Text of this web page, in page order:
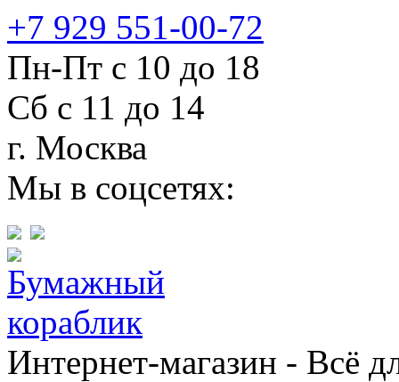
+7 929 551-00-72
Пн-Пт с 10 до 18
Сб с 11 до 14
г. Москва
Мы в соцсетях:
Интернет-магазин - Всё